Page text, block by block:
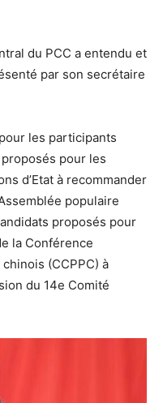
du PCC a entendu et
par son secrétaire
les participants
pour les
d’Etat à recommander
populaire
proposés pour
la Conférence
(CCPPC) à
du 14e Comité